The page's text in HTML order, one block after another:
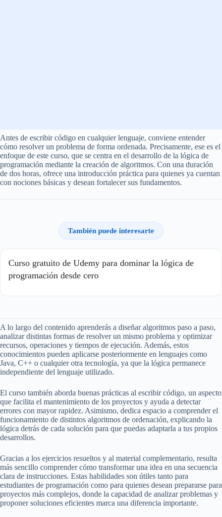
Antes de escribir código en cualquier lenguaje, conviene entender
cómo resolver un problema de forma ordenada. Precisamente, ese es el
enfoque de este curso, que se centra en el desarrollo de la lógica de
programación mediante la creación de algoritmos. Con una duración
de dos horas, ofrece una introducción práctica para quienes ya cuentan
con nociones básicas y desean fortalecer sus fundamentos.
También puede interesarte
Curso gratuito de Udemy para dominar la lógica de
programación desde cero
A lo largo del contenido aprenderás a diseñar algoritmos paso a paso,
analizar distintas formas de resolver un mismo problema y optimizar
recursos, operaciones y tiempos de ejecución. Además, estos
conocimientos pueden aplicarse posteriormente en lenguajes como
Java, C++ o cualquier otra tecnología, ya que la lógica permanece
independiente del lenguaje utilizado.
El curso también aborda buenas prácticas al escribir código, un aspecto
que facilita el mantenimiento de los proyectos y ayuda a detectar
errores con mayor rapidez. Asimismo, dedica espacio a comprender el
funcionamiento de distintos algoritmos de ordenación, explicando la
lógica detrás de cada solución para que puedas adaptarla a tus propios
desarrollos.
Gracias a los ejercicios resueltos y al material complementario, resulta
más sencillo comprender cómo transformar una idea en una secuencia
clara de instrucciones. Estas habilidades son útiles tanto para
estudiantes de programación como para quienes desean prepararse para
proyectos más complejos, donde la capacidad de analizar problemas y
proponer soluciones eficientes marca una diferencia importante.